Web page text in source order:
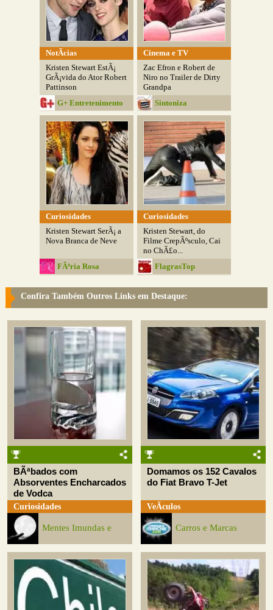
NotÃ­cias
Kristen Stewart EstÃ¡
GrÃ¡vida do Ator Robert
Pattinson
G+ Entretenimento
Cinema e TV
Zac Efron e Robert de
Niro no Trailer de Dirty
Grandpa
Sintoniza
Curiosidades
Kristen Stewart SerÃ¡ a
Nova Branca de Neve
FÃºria Rosa
Curiosidades
Kristen Stewart, do
Filme CrepÃºsculo, Cai
no ChÃ£o...
FlagrasTop
Confira Também Outros Links em Destaque:
BÃªbados com
Absorventes Encharcados
de Vodca
Curiosidades
Mentes Imundas e
Domamos os 152 Cavalos
do Fiat Bravo T-Jet
VeÃ­culos
Carros e Marcas